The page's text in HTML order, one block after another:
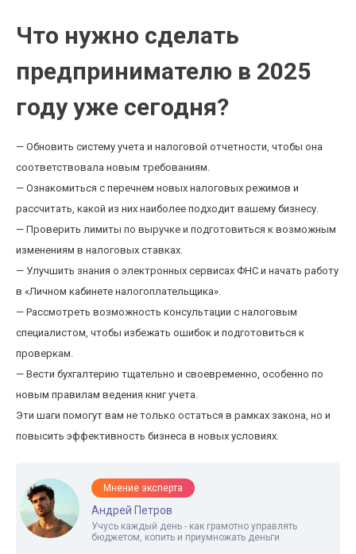
Что нужно сделать
предпринимателю в 2025
году уже сегодня?
— Обновить систему учета и налоговой отчетности, чтобы она
соответствовала новым требованиям.
— Ознакомиться с перечнем новых налоговых режимов и
рассчитать, какой из них наиболее подходит вашему бизнесу.
— Проверить лимиты по выручке и подготовиться к возможным
изменениям в налоговых ставках.
— Улучшить знания о электронных сервисах ФНС и начать работу
в «Личном кабинете налогоплательщика».
— Рассмотреть возможность консультации с налоговым
специалистом, чтобы избежать ошибок и подготовиться к
проверкам.
— Вести бухгалтерию тщательно и своевременно, особенно по
новым правилам ведения книг учета.
Эти шаги помогут вам не только остаться в рамках закона, но и
повысить эффективность бизнеса в новых условиях.
Мнение эксперта
Андрей Петров
Учусь каждый день - как грамотно управлять
бюджетом, копить и приумножать деньги